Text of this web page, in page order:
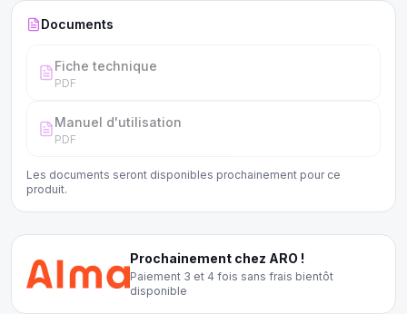
Documents
Fiche technique
PDF
Manuel d'utilisation
PDF
Les documents seront disponibles prochainement pour ce
produit.
Prochainement chez ARO !
Paiement 3 et 4 fois sans frais bientôt
disponible